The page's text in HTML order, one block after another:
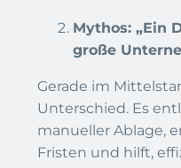
Mythos: „Ein
große
Gerade im
Unterschied. Es
manueller Ablage,
Fristen und hilft,